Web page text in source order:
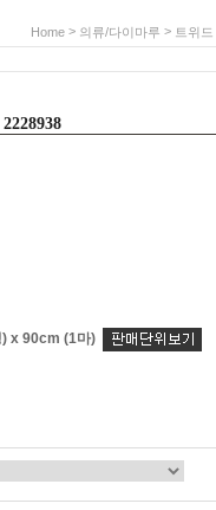
Home > 의류/다이마루 > 트위드
x 90cm (1마)